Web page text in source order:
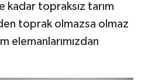
topraksız tarım
toprak olmazsa olmaz
elemanlarımızdan